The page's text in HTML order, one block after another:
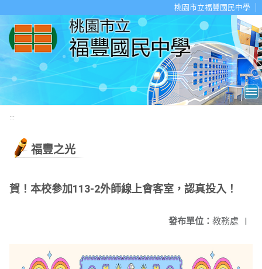
桃園市立福豐國民中學
:::
福豐之光
賀！本校參加113-2外師線上會客室，認真投入！
發布單位： 教務處 |